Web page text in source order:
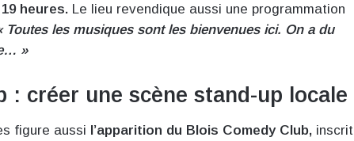
heures. Le lieu revendique aussi une programmation
Toutes les musiques sont les bienvenues ici. On a du
»
: créer une scène stand-up locale
figure aussi l’apparition du Blois Comedy Club, inscrit